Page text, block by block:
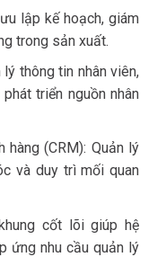
lập kế hoạch, giám
trong sản xuất.
lý thông tin nhân viên,
triển nguồn nhân
hàng (CRM): Quản lý
và duy trì mối quan
cốt lõi giúp hệ
ứng nhu cầu quản lý